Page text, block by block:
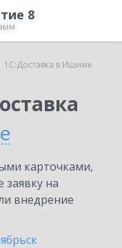
8
1С:Доставка в Ишиме
карточками,
на
внедрение